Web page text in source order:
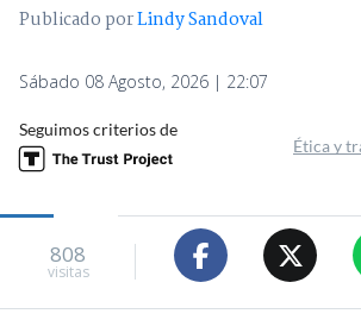
Publicado porLindy Sandoval
Sábado 08 Agosto, 2026 | 22:07
Seguimos criterios de
Ética y
808
visitas